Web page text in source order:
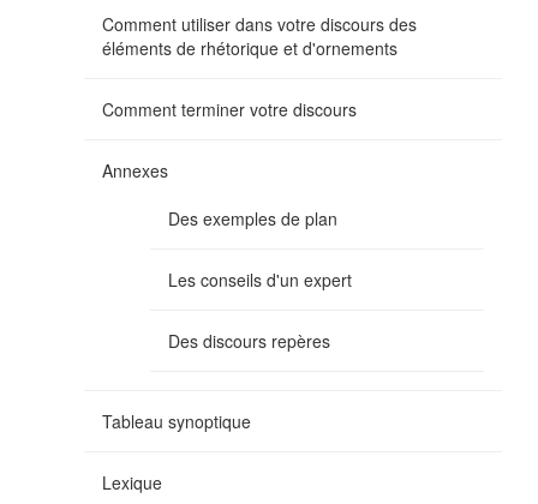
Comment utiliser dans votre discours des
éléments de rhétorique et d'ornements
Comment terminer votre discours
Annexes
Des exemples de plan
Les conseils d'un expert
Des discours repères
Tableau synoptique
Lexique